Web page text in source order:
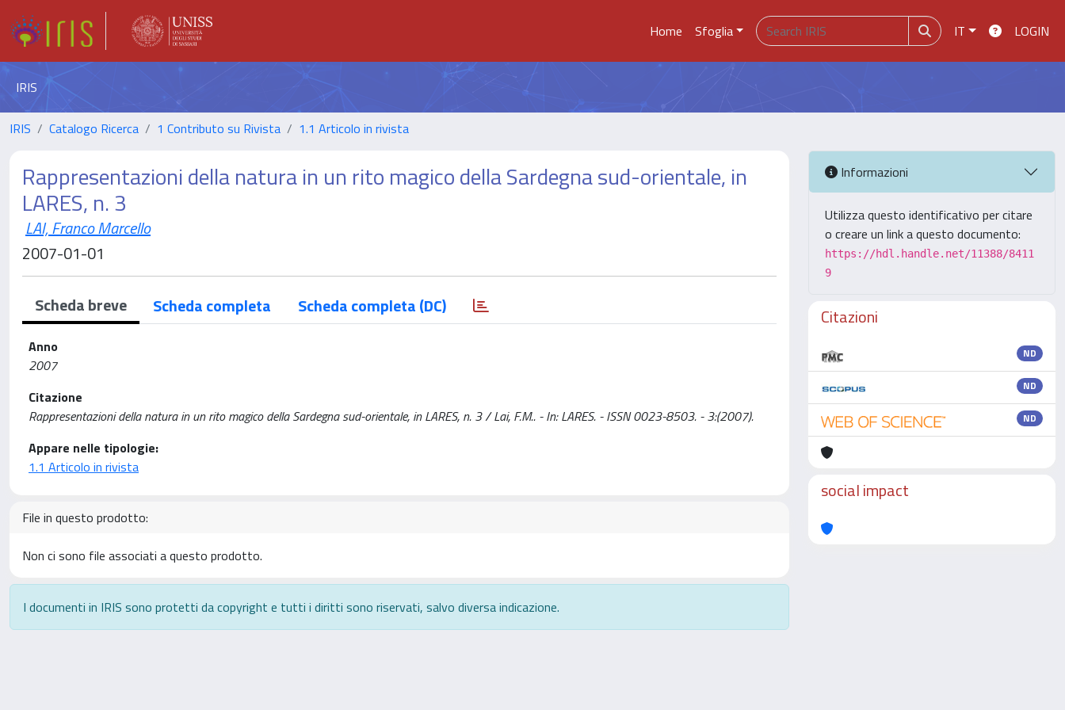
Home Sfoglia IT LOGIN
IRIS
IRIS Catalogo Ricerca 1 Contributo su Rivista 1.1 Articolo in rivista
Rappresentazioni della natura in un rito magico della Sardegna sud-orientale, in
LARES, n. 3
LAI, Franco Marcello
2007-01-01
Scheda breve Scheda completa Scheda completa (DC)
Anno
2007
Citazione
Rappresentazioni della natura in un rito magico della Sardegna sud-orientale, in LARES, n. 3 / Lai, F.M.. - In: LARES. - ISSN 0023-8503. - 3:(2007).
Appare nelle tipologie:
1.1 Articolo in rivista
File in questo prodotto:
Non ci sono file associati a questo prodotto.
I documenti in IRIS sono protetti da copyright e tutti i diritti sono riservati, salvo diversa indicazione.
Informazioni
Utilizza questo identificativo per citare
o creare un link a questo documento:
https://hdl.handle.net/11388/8411
9
Citazioni
ND
ND
ND
social impact